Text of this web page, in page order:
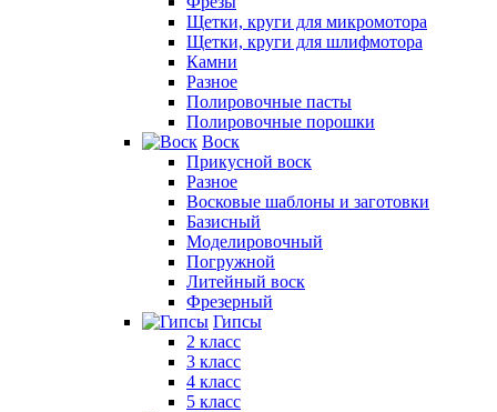
Щетки, круги для микромотора
Щетки, круги для шлифмотора
Камни
Разное
Полировочные пасты
Полировочные порошки
Воск
Прикусной воск
Разное
Восковые шаблоны и заготовки
Базисный
Моделировочный
Погружной
Литейный воск
Фрезерный
Гипсы
2 класс
3 класс
4 класс
5 класс